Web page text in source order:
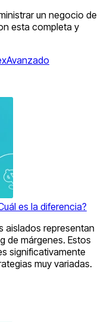
un negocio de
esta completa y
Avanzado
es la diferencia?
aislados representan
de márgenes. Estos
significativamente
muy variadas.